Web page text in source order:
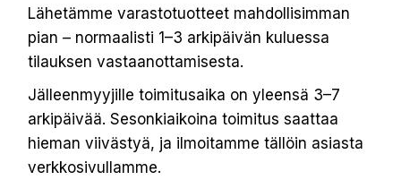
Lähetämme varastotuotteet mahdollisimman
pian – normaalisti 1–3 arkipäivän kuluessa
tilauksen vastaanottamisesta.
Jälleenmyyjille toimitusaika on yleensä 3–7
arkipäivää. Sesonkiaikoina toimitus saattaa
hieman viivästyä, ja ilmoitamme tällöin asiasta
verkkosivullamme.